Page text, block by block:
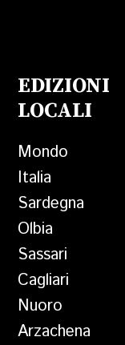
EDIZIONI
LOCALI
Mondo
Italia
Sardegna
Olbia
Sassari
Cagliari
Nuoro
Arzachena